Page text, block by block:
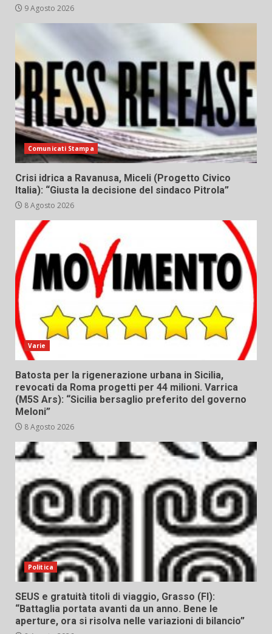
9 Agosto 2026
Comunicati Stampa
Crisi idrica a Ravanusa, Miceli (Progetto Civico
Italia): “Giusta la decisione del sindaco Pitrola”
8 Agosto 2026
Varie
Batosta per la rigenerazione urbana in Sicilia,
revocati da Roma progetti per 44 milioni. Varrica
(M5S Ars): “Sicilia bersaglio preferito del governo
Meloni”
8 Agosto 2026
Politica
SEUS e gratuità titoli di viaggio, Grasso (FI):
“Battaglia portata avanti da un anno. Bene le
aperture, ora si risolva nelle variazioni di bilancio”